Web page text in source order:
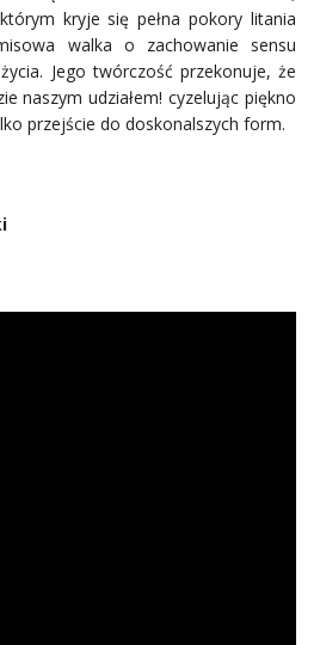
kryje się pełna pokory litania
walka o zachowanie sensu
Jego twórczość przekonuje, że
naszym udziałem! cyzelując piękno
przejście do doskonalszych form.